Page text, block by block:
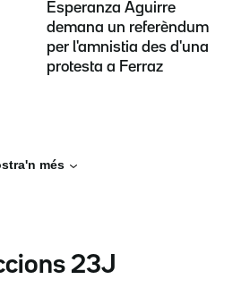
Esperanza Aguirre
demana un referèndum
per l'amnistia des d'una
protesta a Ferraz
més
23J